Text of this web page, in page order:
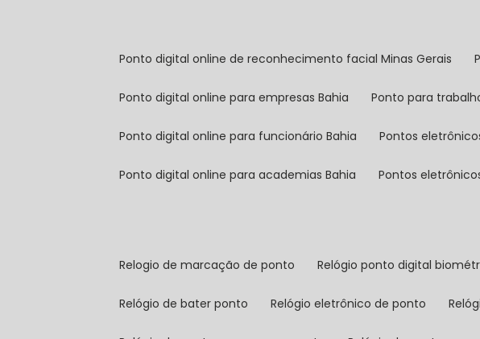
ponto digital online de reconhecimento facial Minas Gerais
ponto digital online para empresas Bahia ponto para
ponto digital online para funcionário Bahia pontos
ponto digital online para academias Bahia pontos
relogio de marcação de ponto relógio ponto digital
relógio de bater ponto relógio eletrônico de ponto